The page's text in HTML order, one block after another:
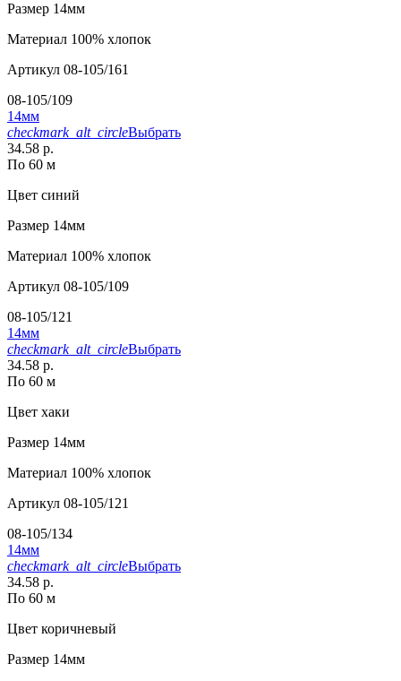
Размер 14мм
Материал 100% хлопок
Артикул 08-105/161
08-105/109
14мм
checkmark_alt_circleВыбрать
34.58 р.
По 60 м
Цвет синий
Размер 14мм
Материал 100% хлопок
Артикул 08-105/109
08-105/121
14мм
checkmark_alt_circleВыбрать
34.58 р.
По 60 м
Цвет хаки
Размер 14мм
Материал 100% хлопок
Артикул 08-105/121
08-105/134
14мм
checkmark_alt_circleВыбрать
34.58 р.
По 60 м
Цвет коричневый
Размер 14мм